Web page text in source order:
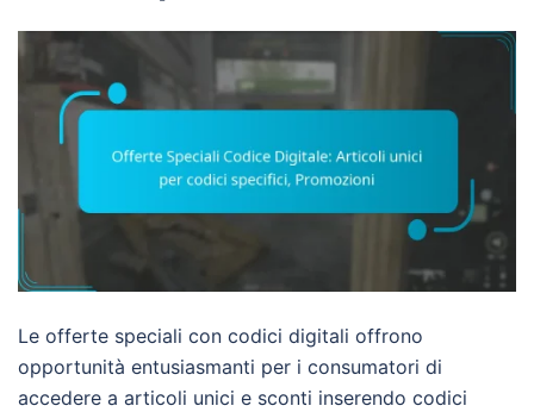
Le offerte speciali con codici digitali offrono
opportunità entusiasmanti per i consumatori di
accedere a articoli unici e sconti inserendo codici